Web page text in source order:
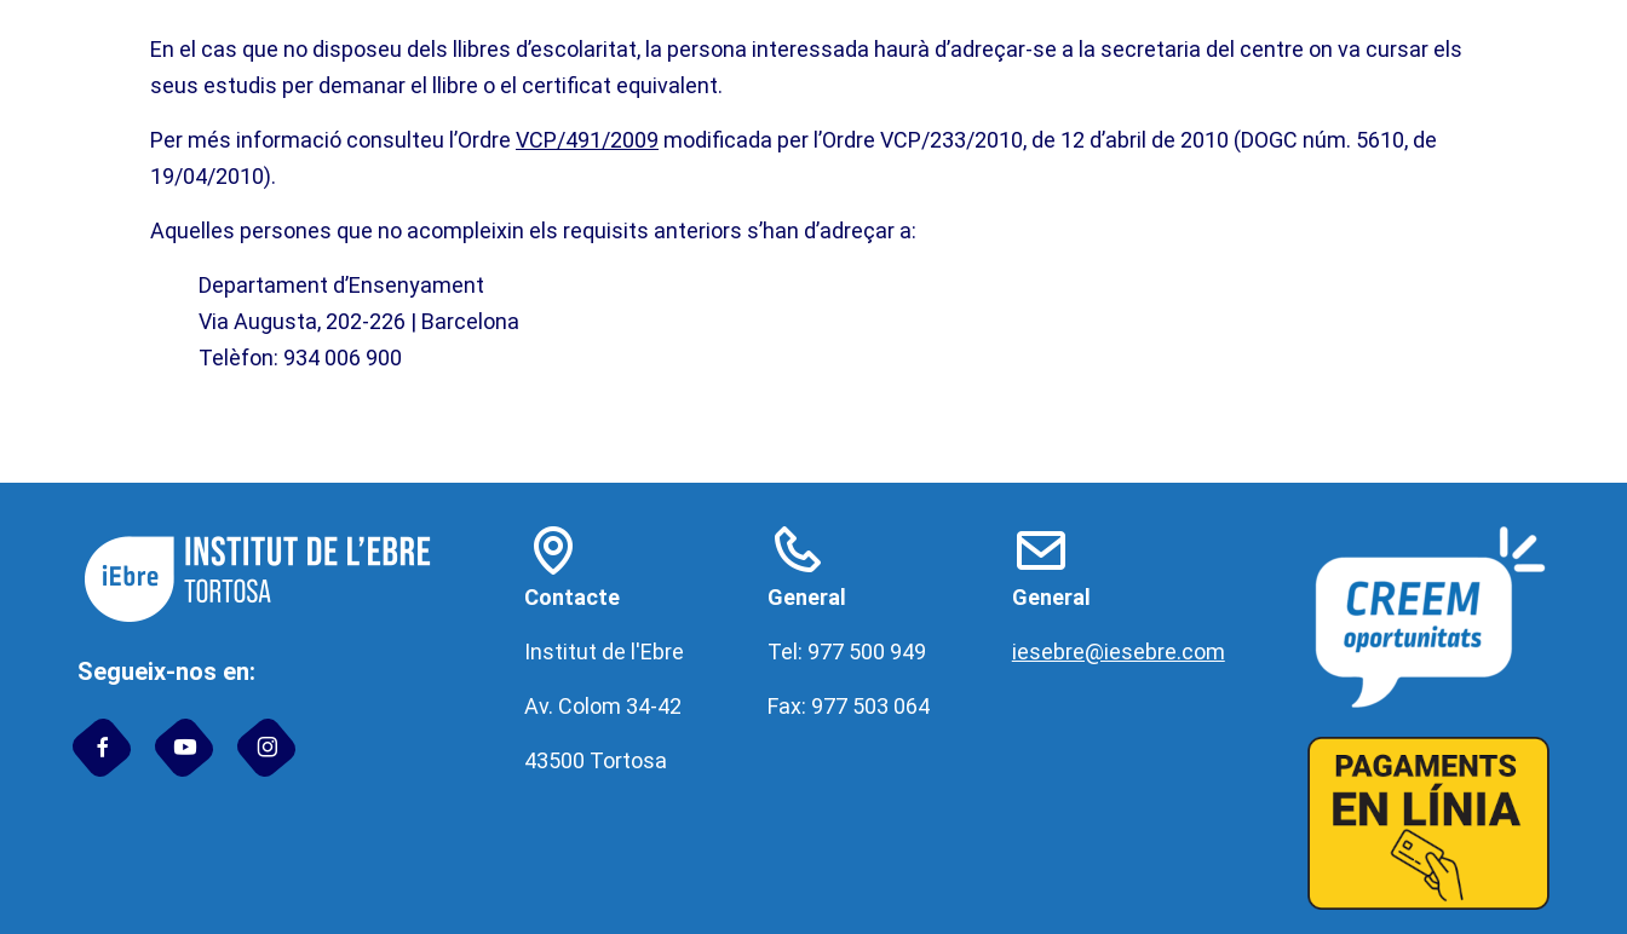
En el cas que no disposeu dels llibres d’escolaritat, la persona interessada haurà d’adreçar-se a la secretaria del centre on va cursar els
seus estudis per demanar el llibre o el certificat equivalent.
Per més informació consulteu l’Ordre VCP/491/2009 modificada per l’Ordre VCP/233/2010, de 12 d’abril de 2010 (DOGC núm. 5610, de
19/04/2010).
Aquelles persones que no acompleixin els requisits anteriors s’han d’adreçar a:
Departament d’Ensenyament
Via Augusta, 202-226 | Barcelona
Telèfon: 934 006 900
Segueix-nos en:
Contacte
Institut de l'Ebre
Av. Colom 34-42
43500 Tortosa
General
Tel: 977 500 949
Fax: 977 503 064
General
iesebre@iesebre.com